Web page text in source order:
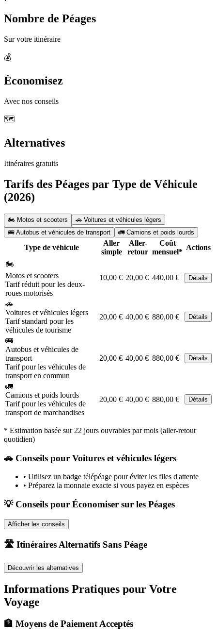
Nombre de Péages
Sur votre itinéraire
💰
Économisez
Avec nos conseils
🗺️
Alternatives
Itinéraires gratuits
Tarifs des Péages par Type de Véhicule
(2026)
🏍️ Motos et scooters
🚗 Voitures et véhicules légers
🚌 Autobus et véhicules de transport
🚛 Camions et poids lourds
Type de véhicule
Aller
simple
Aller-
retour
Coût
mensuel*
Actions
🏍️
Motos et scooters
Tarif réduit pour les deux-
roues motorisés
10,00 € 20,00 € 440,00 € Détails
🚗
Voitures et véhicules légers
Tarif standard pour les
véhicules de tourisme
20,00 € 40,00 € 880,00 € Détails
🚌
Autobus et véhicules de
transport
Tarif pour les véhicules de
transport en commun
20,00 € 40,00 € 880,00 € Détails
🚛
Camions et poids lourds
Tarif pour les véhicules de
transport de marchandises
20,00 € 40,00 € 880,00 € Détails
* Estimation basée sur 22 jours ouvrables par mois (aller-retour
quotidien)
🚗 Conseils pour Voitures et véhicules légers
• Utilisez un badge télépéage pour éviter les files d'attente
• Préparez la monnaie exacte si vous payez en espèces
💡 Conseils pour Économiser sur les Péages
Afficher les conseils
🛣️ Itinéraires Alternatifs Sans Péage
Découvrir les alternatives
Informations Pratiques pour Votre
Voyage
🏦 Moyens de Paiement Acceptés